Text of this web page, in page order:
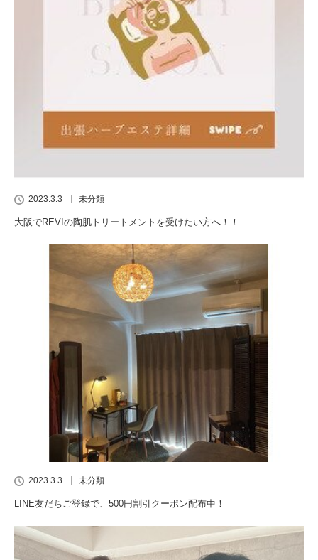
2023.3.3 未分類
大阪でREVIの陶肌トリートメントを受けたい方へ！！
2023.3.3 未分類
LINE友だちご登録で、500円割引クーポン配布中！